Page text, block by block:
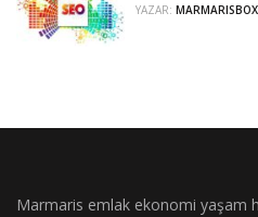
YAZAR: MARMARISBOX
Marmaris emlak ekonomi yaşam